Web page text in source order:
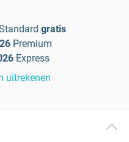
gratis
Premium
Express
uitrekenen